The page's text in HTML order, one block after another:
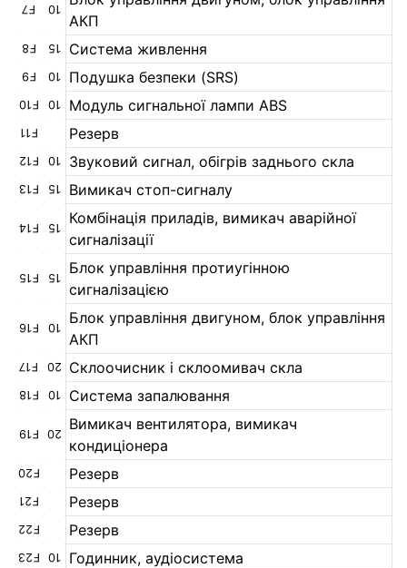
F7 10
АКП
F8 15 Система живлення
F9 10 Подушка безпеки (SRS)
F10 10 Модуль сигнальної лампи ABS
F11 Резерв
F12 10 Звуковий сигнал, обігрів заднього скла
F13 15 Вимикач стоп-сигналу
F14 15
Комбінація приладів, вимикач аварійної
сигналізації
F15 15
Блок управління протиугінною
сигналізацією
F16 10
Блок управління двигуном, блок управління
АКП
F17 20 Склоочисник і склоомивач скла
F18 10 Система запалювання
F19 20
Вимикач вентилятора, вимикач
кондиціонера
F20 Резерв
F21 Резерв
F22 Резерв
F23 10
Годинник, аудіосистема